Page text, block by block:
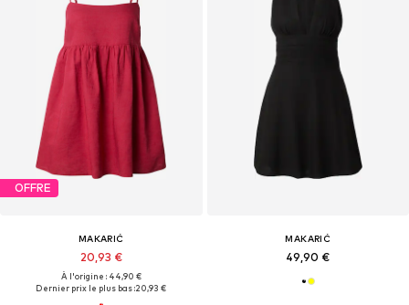
OFFRE
MAKARIĆ
20,93 €
À l'origine : 44,90 €
Dernier prix le plus bas :20,93 €
MAKARIĆ
49,90 €